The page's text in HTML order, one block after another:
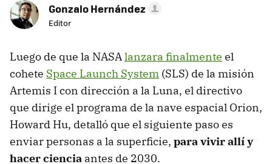
Gonzalo Hernández
Editor
Luego de que la NASAlanzara finalmente el
cohete Space Launch System (SLS) de la misión
Artemis I con dirección a la Luna, el directivo
que dirige el programa de la nave espacial Orion,
Howard Hu, detalló que el siguiente paso es
enviar personas a la superficie, para vivir allí y
hacer ciencia antes de 2030.